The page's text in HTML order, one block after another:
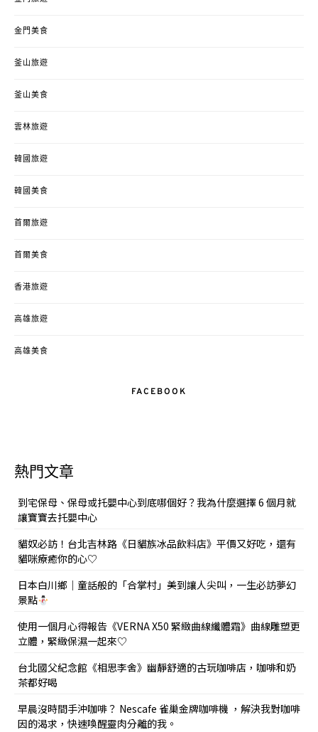
金門美食
釜山旅遊
釜山美食
雲林旅遊
韓國旅遊
韓國美食
首爾旅遊
首爾美食
香港旅遊
高雄旅遊
高雄美食
FACEBOOK
熱門文章
到宅保母、保母或托嬰中心到底哪個好？我為什麼選擇 6 個月就
讓寶寶去托嬰中心
貓奴必訪！台北吉林路《日貓族冰品飲料店》平價又好吃，還有
貓咪療癒你的心♡
日本白川鄉｜童話般的「合掌村」美到讓人尖叫，一生必訪夢幻
景點
使用一個月心得報告《VERNA X50 緊緻曲線纖體霜》曲線雕塑更
立體，緊緻保濕一起來♡
台北國父紀念館《相思李舍》幽靜舒適的古玩咖啡店，咖啡和奶
茶都好喝
早晨沒時間手沖咖啡？ Nescafe 雀巢金牌咖啡機 ，解決我對咖啡
因的渴求，快速喚醒靈肉分離的我。